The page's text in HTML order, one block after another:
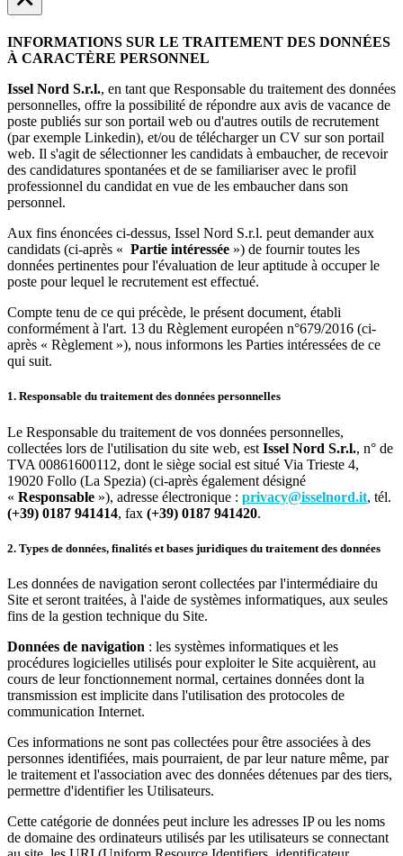
INFORMATIONS SUR LE TRAITEMENT DES DONNÉES
À CARACTÈRE PERSONNEL
Issel Nord S.r.l., en tant que Responsable du traitement des données
personnelles, offre la possibilité de répondre aux avis de vacance de
poste publiés sur son portail web ou d'autres outils de recrutement
(par exemple Linkedin), et/ou de télécharger un CV sur son portail
web. Il s'agit de sélectionner les candidats à embaucher, de recevoir
des candidatures spontanées et de se familiariser avec le profil
professionnel du candidat en vue de les embaucher dans son
personnel.
Aux fins énoncées ci-dessus, Issel Nord S.r.l. peut demander aux
candidats (ci-après « Partie intéressée ») de fournir toutes les
données pertinentes pour l'évaluation de leur aptitude à occuper le
poste pour lequel le recrutement est effectué.
Compte tenu de ce qui précède, le présent document, établi
conformément à l'art. 13 du Règlement européen n°679/2016 (ci-
après « Règlement »), nous informons les Parties intéressées de ce
qui suit.
1. Responsable du traitement des données personnelles
Le Responsable du traitement de vos données personnelles,
collectées lors de l'utilisation du site web, est Issel Nord S.r.l., n° de
TVA 00861600112, dont le siège social est situé Via Trieste 4,
19020 Follo (La Spezia) (ci-après également désigné
« Responsable »), adresse électronique : privacy@isselnord.it, tél.
(+39) 0187 941414, fax (+39) 0187 941420.
2. Types de données, finalités et bases juridiques du traitement des données
Les données de navigation seront collectées par l'intermédiaire du
Site et seront traitées, à l'aide de systèmes informatiques, aux seules
fins de la gestion technique du Site.
Données de navigation : les systèmes informatiques et les
procédures logicielles utilisés pour exploiter le Site acquièrent, au
cours de leur fonctionnement normal, certaines données dont la
transmission est implicite dans l'utilisation des protocoles de
communication Internet.
Ces informations ne sont pas collectées pour être associées à des
personnes identifiées, mais pourraient, de par leur nature même, par
le traitement et l'association avec des données détenues par des tiers,
permettre d'identifier les Utilisateurs.
Cette catégorie de données peut inclure les adresses IP ou les noms
de domaine des ordinateurs utilisés par les utilisateurs se connectant